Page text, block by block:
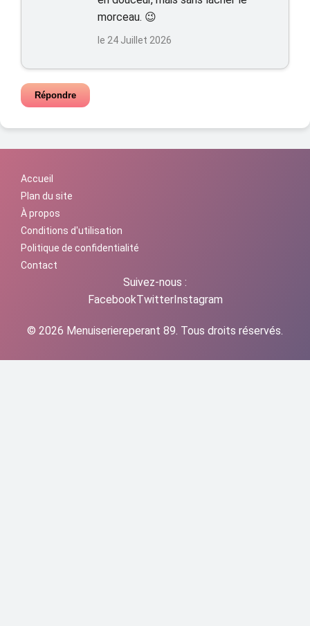
morceau. 😉
le 24 Juillet 2026
Répondre
Accueil
Plan du site
À propos
Conditions d'utilisation
Politique de confidentialité
Contact
Suivez-nous :
FacebookTwitterInstagram
© 2026 Menuiseriereperant 89. Tous droits réservés.